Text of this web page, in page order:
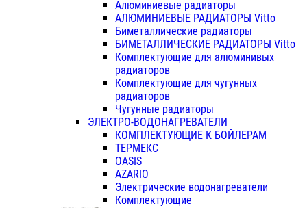
Алюминиевые радиаторы
АЛЮМИНИЕВЫЕ РАДИАТОРЫ Vitto
Биметаллические радиаторы
БИМЕТАЛЛИЧЕСКИЕ РАДИАТОРЫ Vitto
Комплектующие для алюминивых
радиаторов
Комплектующие для чугунных
радиаторов
Чугунные радиаторы
ЭЛЕКТРО-ВОДОНАГРЕВАТЕЛИ
КОМПЛЕКТУЮЩИЕ К БОЙЛЕРАМ
ТЕРМЕКС
OASIS
AZARIO
Электрические водонагреватели
Комплектующие